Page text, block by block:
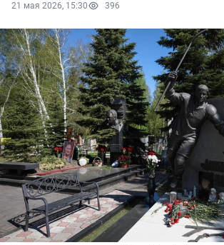
21 мая 2026, 15:30 396